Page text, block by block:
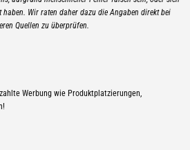
Wir raten daher dazu die Angaben direkt bei
Quellen zu überprüfen.
Werbung wie Produktplatzierungen,